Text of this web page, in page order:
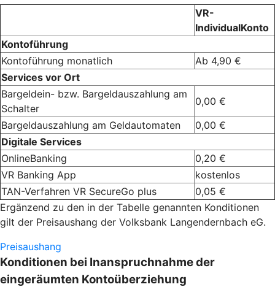
VR-
IndividualKonto
Kontoführung
Kontoführung monatlich
Ab 4,90 €
Services vor Ort
Bargeldein- bzw. Bargeldauszahlung am
Schalter
0,00 €
Bargeldauszahlung am Geldautomaten
0,00 €
Digitale Services
OnlineBanking
0,20 €
VR Banking App
kostenlos
TAN-Verfahren VR SecureGo plus
0,05 €
Ergänzend zu den in der Tabelle genannten Konditionen
gilt der Preisaushang der Volksbank Langendernbach eG.
Preisaushang
Konditionen bei Inanspruchnahme der
eingeräumten Kontoüberziehung